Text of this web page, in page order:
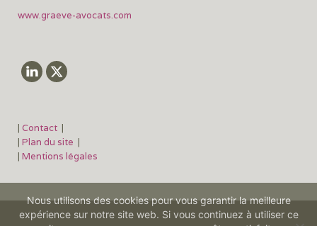
www.graeve-avocats.com
| Contact |
| Plan du site |
| Mentions légales
Nous utilisons des cookies pour vous garantir la meilleure
expérience sur notre site web. Si vous continuez à utiliser ce